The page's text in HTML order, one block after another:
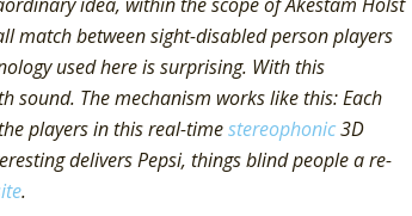
match between sight-disabled person players
used here is surprising. With this
sound. The mechanism works like this: Each
players in this real-timestereophonic3D
delivers Pepsi, things blind people a re-
.